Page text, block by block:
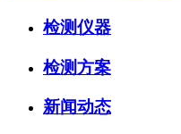
检测仪器
检测方案
新闻动态